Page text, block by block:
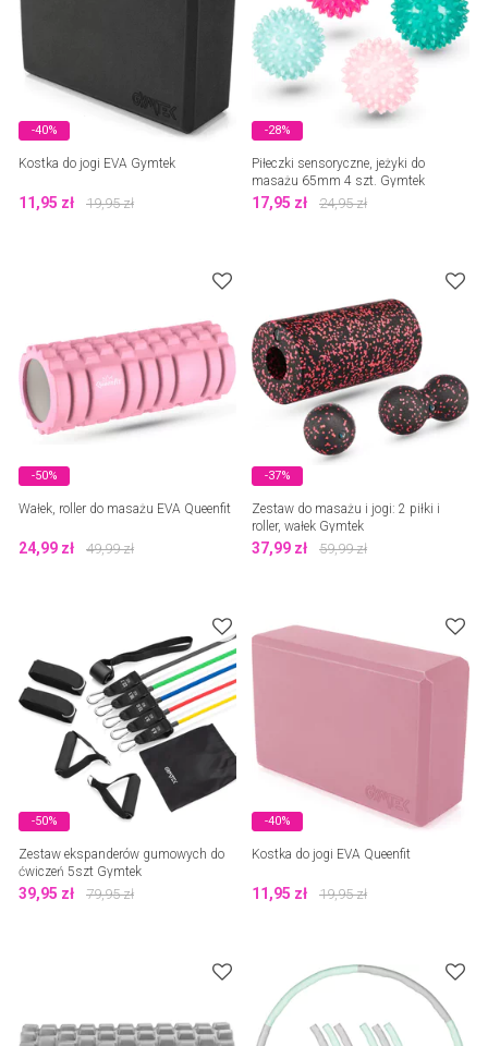
-40%
Kostka do jogi EVA Gymtek
11,95 zł 19,95zł
-28%
Piłeczki sensoryczne, jeżyki do
masażu 65mm 4 szt. Gymtek
17,95 zł 24,95zł
-50%
Wałek, roller do masażu EVA Queenfit
24,99 zł 49,99zł
-37%
Zestaw do masażu i jogi: 2 piłki i
roller, wałek Gymtek
37,99 zł 59,99zł
-50%
Zestaw ekspanderów gumowych do
ćwiczeń 5szt Gymtek
39,95 zł 79,95zł
-40%
Kostka do jogi EVA Queenfit
11,95 zł 19,95zł